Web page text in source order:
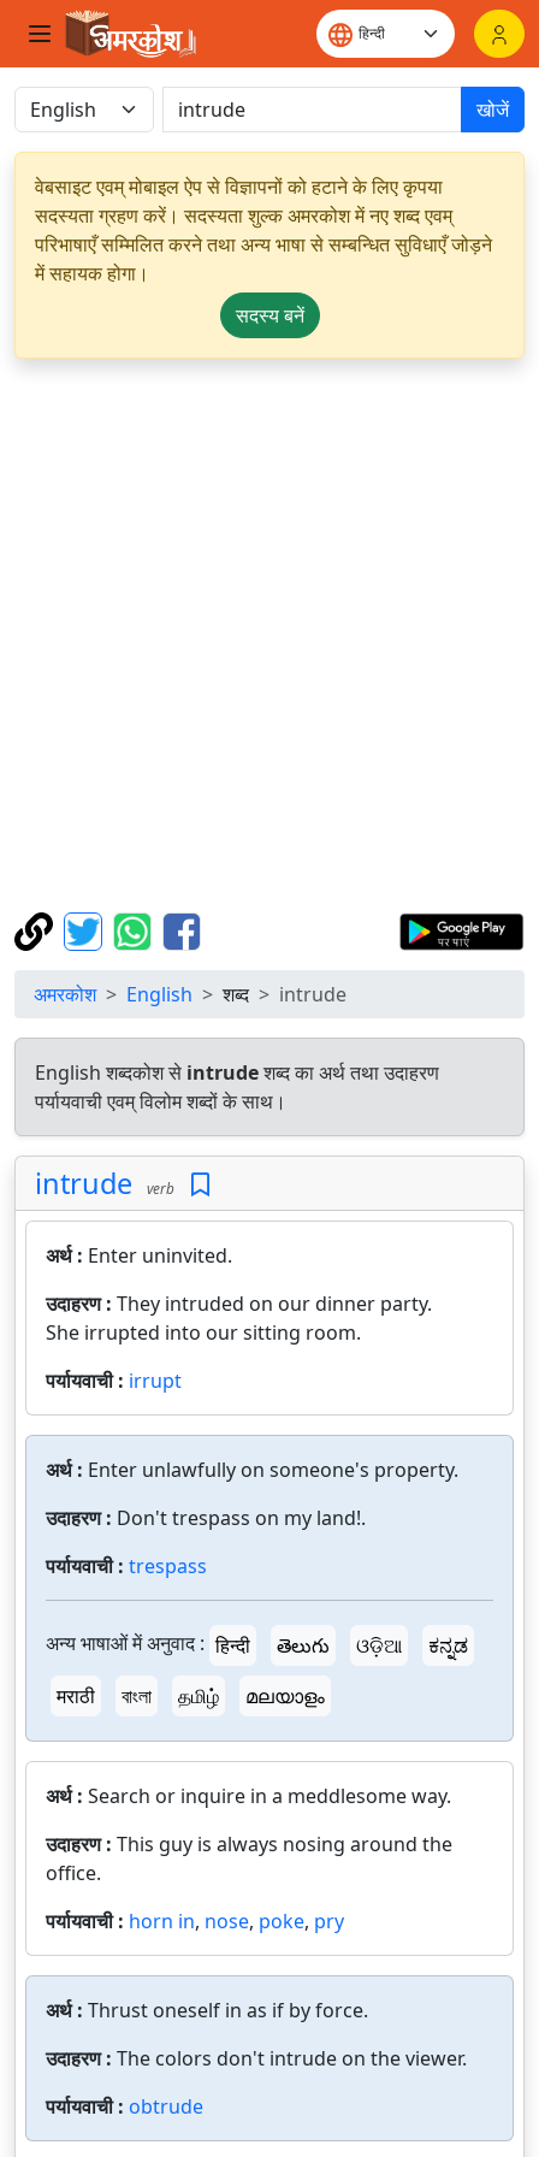
खोजें
वेबसाइट एवम् मोबाइल ऐप से विज्ञापनों को हटाने के लिए कृपया
सदस्यता ग्रहण करें। सदस्यता शुल्क अमरकोश में नए शब्द एवम्
परिभाषाएँ सम्मिलित करने तथा अन्य भाषा से सम्बन्धित सुविधाएँ जोड़ने
में सहायक होगा।
सदस्य बनें
अमरकोश English शब्द intrude
English शब्दकोश से intrudeशब्द का अर्थ तथा उदाहरण
पर्यायवाची एवम् विलोम शब्दों के साथ।
intrude verb
अर्थ : Enter uninvited.
उदाहरण : They intruded on our dinner party.
She irrupted into our sitting room.
पर्यायवाची : irrupt
अर्थ : Enter unlawfully on someone's property.
उदाहरण : Don't trespass on my land!.
पर्यायवाची : trespass
अन्य भाषाओं में अनुवाद : हिन्दी తెలుగు ଓଡ଼ିଆ
ಕನ್ನಡ
मराठी
বাংলা தமிழ் മലയാളം
अर्थ : Search or inquire in a meddlesome way.
उदाहरण : This guy is always nosing around the
office.
पर्यायवाची : horn in, nose, poke, pry
अर्थ : Thrust oneself in as if by force.
उदाहरण : The colors don't intrude on the viewer.
पर्यायवाची : obtrude